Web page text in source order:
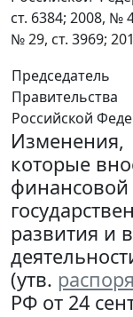
ст. 6384; 2008, №
№ 29, ст. 3969;
Председатель
Правительства
Российской
Изменения,
которые
развития и
(утв.
РФ от 24